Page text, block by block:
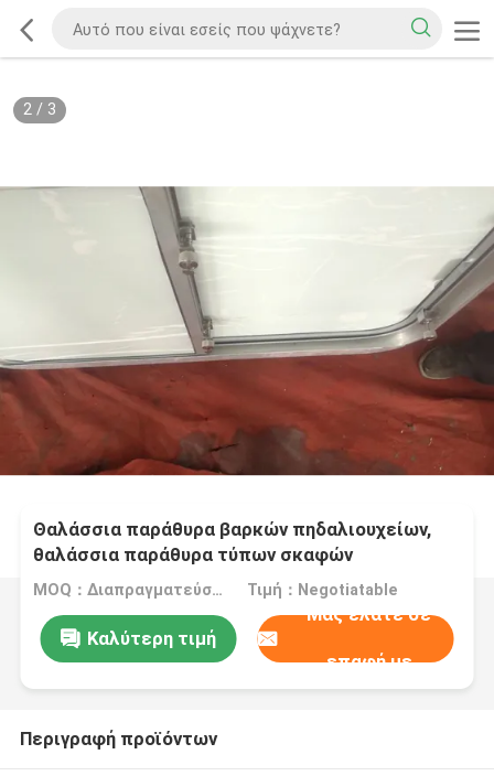
2/ 3
Θαλάσσια παράθυρα βαρκών πηδαλιουχείων,
θαλάσσια παράθυρα τύπων σκαφών
Weathertight γλιστρώντας
MOQ：Διαπραγματεύσιμο Τιμή：Negotiatable
Καλύτερη τιμή
Μας ελάτε σε
επαφή με
Περιγραφή προϊόντων